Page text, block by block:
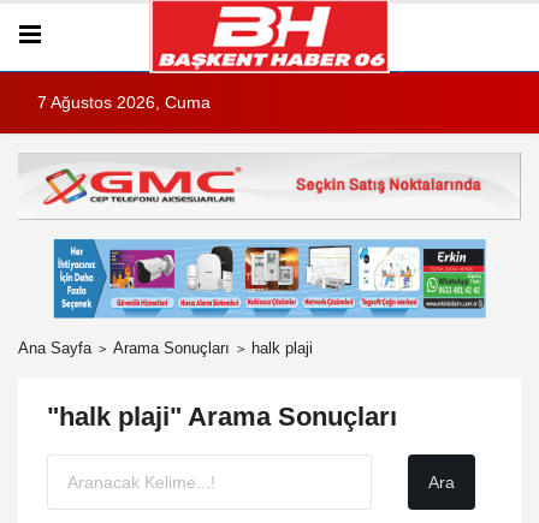
7 Ağustos 2026, Cuma
Ana Sayfa Arama Sonuçları halk plaji
"halk plaji" Arama Sonuçları